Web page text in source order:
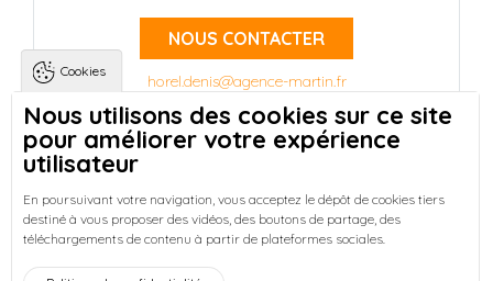
NOUS CONTACTER
horel.denis@agence-martin.fr
Landing pagesQui sommes-nous ?
-
Réussir votre achat immobilier à Rennes
-
Découvrez nos programmes neufs à Rennes
Entreprises : Bureaux & Commerces
Cookies
Nous utilisons des cookies sur ce site
pour améliorer votre expérience
utilisateur
En poursuivant votre navigation, vous acceptez le dépôt de cookies tiers
destiné à vous proposer des vidéos, des boutons de partage, des
téléchargements de contenu à partir de plateformes sociales.